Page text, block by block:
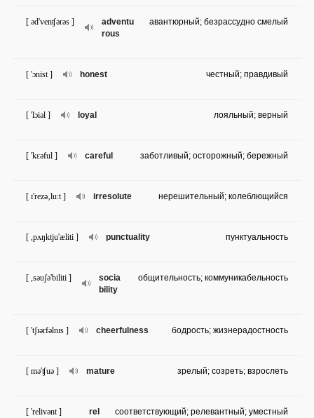
adventu
rous
[ əd'venʧərəs ] авантюрный; безрассудно смелый
honest
[ 'ɔnist ] честный; правдивый
loyal
[ 'lɔiəl ] лояльный; верный
careful
[ 'kɛəful ] заботливый; осторожный; бережный
irresolute
[ ɪ'rezə‚lu:t ] нерешительный; колеблющийся
punctuality
[ ,pʌŋktju'æliti ] пунктуальность
socia
bility
[ ,səuʃə'biliti ] общительность; коммуникабельность
cheerfulness
[ 'tʃɪərfəlnɪs ] бодрость; жизнерадостность
mature
[ mə'ʧuə ] зрелый; созреть; взрослеть
rel
[ 'relivənt ] соответствующий; релевантный; уместный